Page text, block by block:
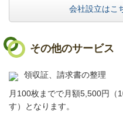
会社設立はこ
その他のサービス
領収証、請求書の整理
月100枚までで月額5,500円（
す）となります。